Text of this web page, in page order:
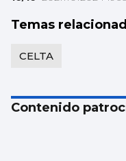
Temas
CELTA
Contenido